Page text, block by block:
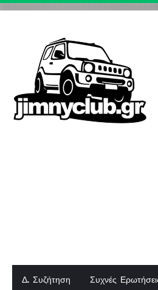
Δ. Συζήτηση Συχνές